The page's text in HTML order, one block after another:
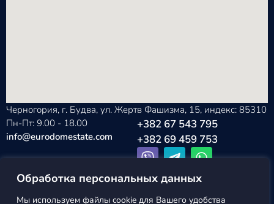
Обработка персональных данных
Мы используем файлы cookie для Вашего удобства
Черногория, г. Будва, ул. Жертв Фашизма, 15, индекс: 85310
Пн-Пт: 9.00 - 18.00
info@eurodomestate.com
+382 67 543 795
+382 69 459 753